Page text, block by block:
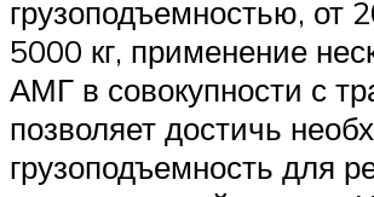
грузоподъемностью, от
5000 кг, применение
АМГ в совокупности с
позволяет достичь
грузоподъемность для